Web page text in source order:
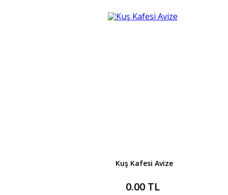
Kuş Kafesi Avize
0.00 TL